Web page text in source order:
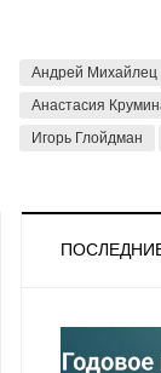
Андрей Михайлец
Анастасия
Игорь Глойдман